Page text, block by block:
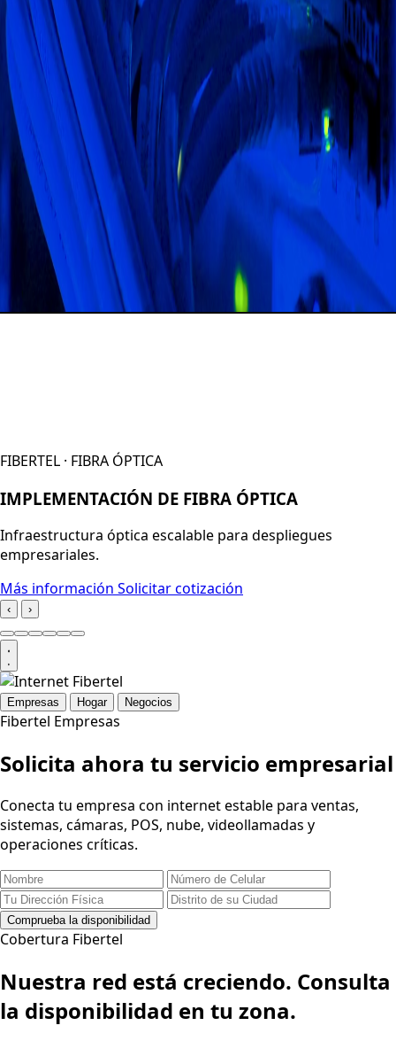
FIBERTEL · FIBRA ÓPTICA
IMPLEMENTACIÓN DE FIBRA ÓPTICA
Infraestructura óptica escalable para despliegues
empresariales.
Más información Solicitar cotización
‹ ›
Empresas Hogar Negocios
Fibertel Empresas
Solicita ahora tu servicio empresarial
Conecta tu empresa con internet estable para ventas,
sistemas, cámaras, POS, nube, videollamadas y
operaciones críticas.
Comprueba la disponibilidad
Cobertura Fibertel
Nuestra red está creciendo. Consulta
la disponibilidad en tu zona.